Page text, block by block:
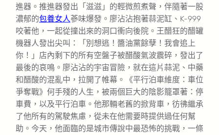
進器。推進器發出「滋滋」的輕微煎煮聲，伴隨著一股
濃郁的包養女人蔘味爆發。廖沾沾抱著蒜泥缸、K-999
咬著他，一起從撞出來的洞口衝向後院。王醋狂的醋罐
機器人發出尖叫：「別想逃！醬油黨餘孽！我會追上
你！」店內剩下的所有空盤子被醋酸氣波震碎，發出了
最後的哀鳴。廖沾沾的宇宙冒險，就在這片蒜泥、中藥
和醋酸的混亂中，拉開了帷幕。《平行泊車維度：車位
爭奪戰》何手殘的人生，被兩個巨大的陰影籠罩著：停
車費，以及平行泊車。他那輛老舊的掀背車，彷彿繼承
了他所有的駕駛焦慮，從未在他需要時提供過任何幫
助。今天，他面臨的是城市傳說中最恐怖的挑戰，一條